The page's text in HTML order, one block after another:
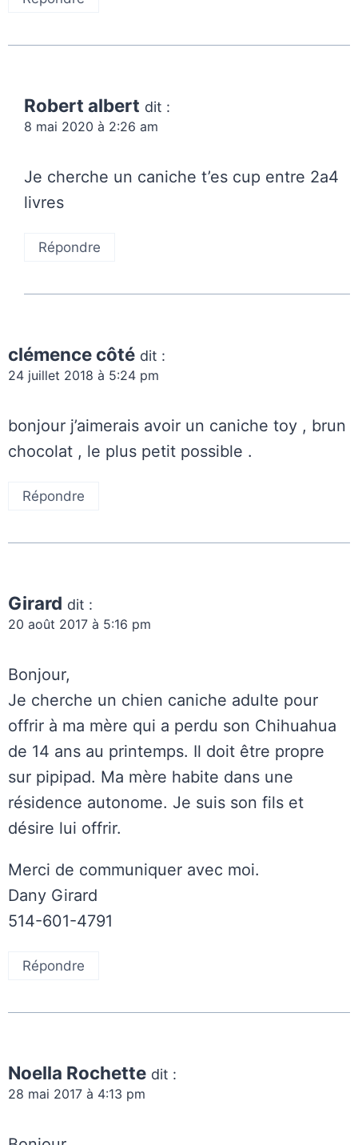
Robert albert dit :
8 mai 2020 à 2:26 am
Je cherche un caniche t’es cup entre 2a4
livres
Répondre
clémence côté dit :
24 juillet 2018 à 5:24 pm
bonjour j’aimerais avoir un caniche toy , brun
chocolat , le plus petit possible .
Répondre
Girard dit :
20 août 2017 à 5:16 pm
Bonjour,
Je cherche un chien caniche adulte pour
offrir à ma mère qui a perdu son Chihuahua
de 14 ans au printemps. Il doit être propre
sur pipipad. Ma mère habite dans une
résidence autonome. Je suis son fils et
désire lui offrir.
Merci de communiquer avec moi.
Dany Girard
514-601-4791
Répondre
Noella Rochette dit :
28 mai 2017 à 4:13 pm